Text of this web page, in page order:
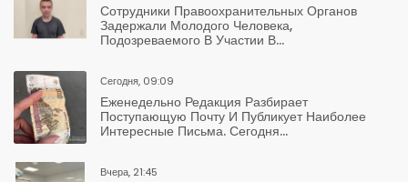
Сотрудники Правоохранительных Органов
Задержали Молодого Человека,
Подозреваемого В Участии В...
Сегодня, 09:09
Еженедельно Редакция Разбирает
Поступающую Почту И Публикует Наиболее
Интересные Письма. Сегодня...
Вчера, 21:45